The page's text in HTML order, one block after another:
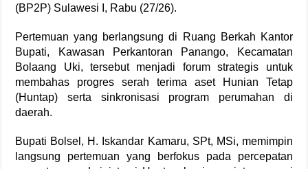
(BP2P) Sulawesi I, Rabu (27/26).
Pertemuan yang berlangsung di Ruang Berkah Kantor
Bupati, Kawasan Perkantoran Panango, Kecamatan
Bolaang Uki, tersebut menjadi forum strategis untuk
membahas progres serah terima aset Hunian Tetap
(Huntap) serta sinkronisasi program perumahan di
daerah.
Bupati Bolsel, H. Iskandar Kamaru, SPt, MSi, memimpin
langsung pertemuan yang berfokus pada percepatan